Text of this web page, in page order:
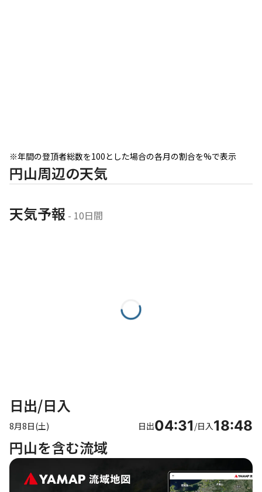
※年間の登頂者総数を100とした場合の各月の割合を%で表示
円山周辺の天気
天気予報 - 10日間
日出/日入
8月8日(土) 日出04:31 /日入18:48
円山を含む流域